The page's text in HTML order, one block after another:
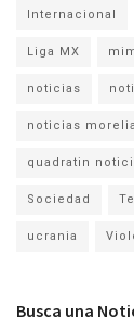
Internacional
Liga MX
noticias
noticias
quadratin
Sociedad
ucrania
Busca una